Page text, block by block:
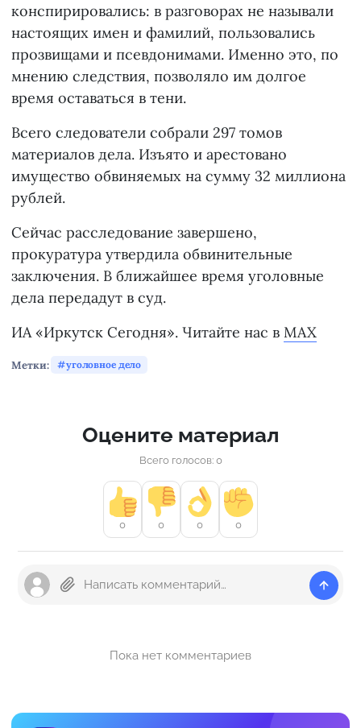
конспирировались: в разговорах не называли
настоящих имен и фамилий, пользовались
прозвищами и псевдонимами. Именно это, по
мнению следствия, позволяло им долгое
время оставаться в тени.
Всего следователи собрали 297 томов
материалов дела. Изъято и арестовано
имущество обвиняемых на сумму 32 миллиона
рублей.
Сейчас расследование завершено,
прокуратура утвердила обвинительные
заключения. В ближайшее время уголовные
дела передадут в суд.
ИА «Иркутск Сегодня». Читайте нас в MAX
Метки: уголовное дело
Оцените материал
Всего голосов: 0
0 0 0 0
Пока нет комментариев